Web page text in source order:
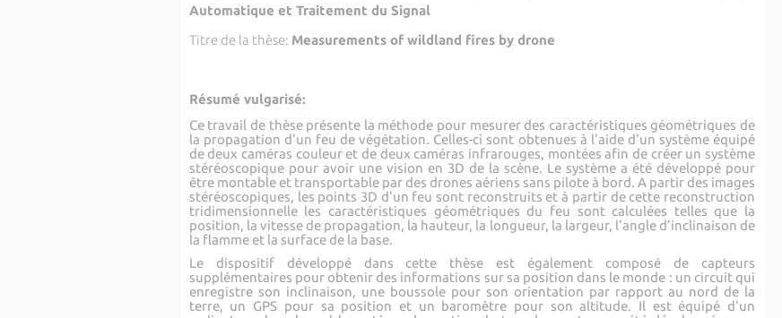
Automatique et Traitement du Signal
Titre de la thèse: Measurements of wildland fires by drone
Résumé vulgarisé:
Ce travail de thèse présente la méthode pour mesurer des caractéristiques géométriques de
la propagation d'un feu de végétation. Celles-ci sont obtenues à l'aide d'un système équipé
de deux caméras couleur et de deux caméras infrarouges, montées afin de créer un système
stéréoscopique pour avoir une vision en 3D de la scène. Le système a été développé pour
être montable et transportable par des drones aériens sans pilote à bord. A partir des images
stéréoscopiques, les points 3D d'un feu sont reconstruits et à partir de cette reconstruction
tridimensionnelle les caractéristiques géométriques du feu sont calculées telles que la
position, la vitesse de propagation, la hauteur, la longueur, la largeur, l'angle d’inclinaison de
la flamme et la surface de la base.
Le dispositif développé dans cette thèse est également composé de capteurs
supplémentaires pour obtenir des informations sur sa position dans le monde : un circuit qui
enregistre son inclinaison, une boussole pour son orientation par rapport au nord de la
terre, un GPS pour sa position et un baromètre pour son altitude. Il est équipé d'un